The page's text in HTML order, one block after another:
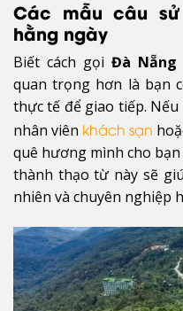
Các mẫu câu
hằng ngày
Biết cách gọiĐà
quan trọng hơn là bạn
thực tế để giao tiếp.
nhân viên khách sạn
quê hương mình cho
thành thạo từ này sẽ
nhiên và chuyên nghiệp